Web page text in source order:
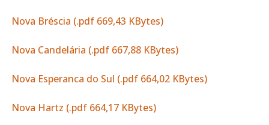
Nova Bréscia (.pdf 669,43 KBytes)
Nova Candelária (.pdf 667,88 KBytes)
Nova Esperanca do Sul (.pdf 664,02 KBytes)
Nova Hartz (.pdf 664,17 KBytes)